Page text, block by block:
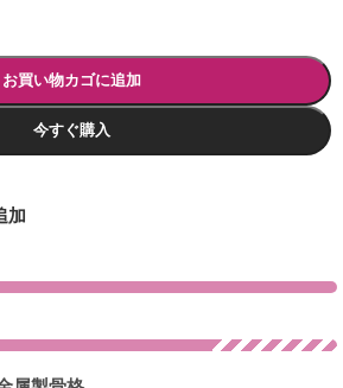
お買い物カゴに追加
今すぐ購入
加